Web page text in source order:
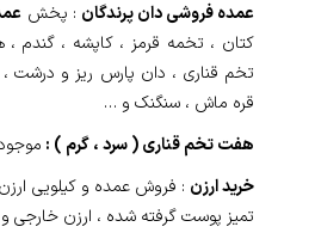
عمده فروشی دان پرندگان : پخش
کتان ، تخمه قرمز ، کاپشه ، گندم
تخم قناری ، دان پارس ریز و درشت ،
قره ماش ، سنگنک و …
هفت تخم قناری ( سرد ، گرم ) :
خرید ارزن : فروش عمده و کیلویی
تمیز پوست گرفته شده ، ارزن خارجی و